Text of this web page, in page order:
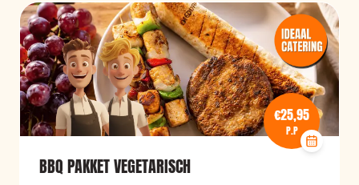
€25,95
P.P
BBQ PAKKET VEGETARISCH